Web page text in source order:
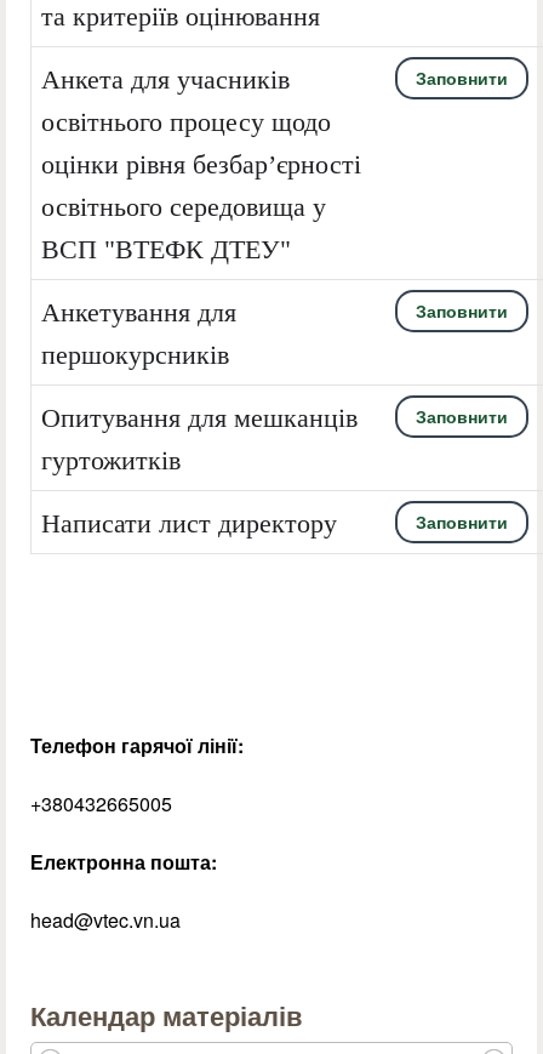
та критеріїв оцінювання
Анкета для учасників
освітнього процесу щодо
оцінки рівня безбар’єрності
освітнього середовища у
ВСП "ВТЕФК ДТЕУ"
Заповнити
Анкетування для
першокурсників
Заповнити
Опитування для мешканців
гуртожитків
Заповнити
Написати лист директору Заповнити
Телефон гарячої лінії:
+380432665005
Електронна пошта:
head@vtec.vn.ua
Календар матеріалів